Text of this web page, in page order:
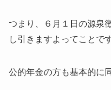
つまり、６月１日の源泉
し引きますよってことで
公的年金の方も基本的に